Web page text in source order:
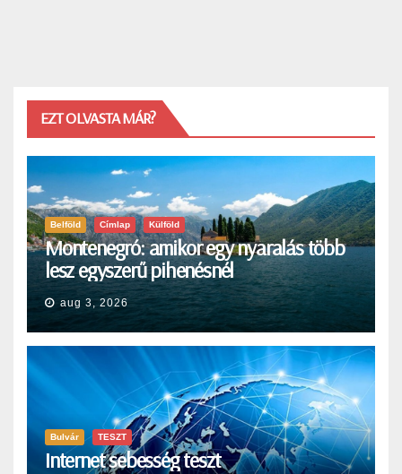
EZT OLVASTA MÁR?
Belföld Címlap Külföld
Montenegró: amikor egy nyaralás több
lesz egyszerű pihenésnél
aug 3, 2026
Bulvár TESZT
Internet sebesség teszt